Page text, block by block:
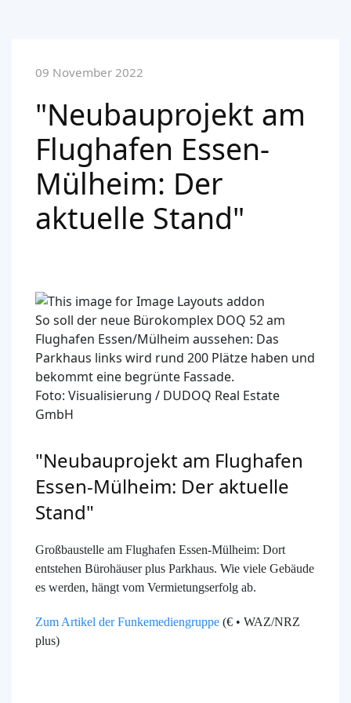
09 November 2022
"Neubauprojekt am
Flughafen Essen-
Mülheim: Der
aktuelle Stand"
So soll der neue Bürokomplex DOQ 52 am
Flughafen Essen/Mülheim aussehen: Das
Parkhaus links wird rund 200 Plätze haben und
bekommt eine begrünte Fassade.
Foto: Visualisierung / DUDOQ Real Estate
GmbH
"Neubauprojekt am Flughafen
Essen-Mülheim: Der aktuelle
Stand"
Großbaustelle am Flughafen Essen-Mülheim: Dort
entstehen Bürohäuser plus Parkhaus. Wie viele Gebäude
es werden, hängt vom Vermietungserfolg ab.
Zum Artikel der Funkemediengruppe (€ • WAZ/NRZ
plus)